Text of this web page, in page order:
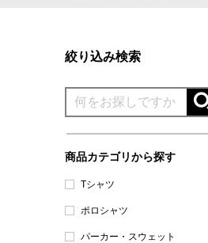
絞り込み検索
商品カテゴリから探す
Tシャツ
ポロシャツ
パーカー・スウェット